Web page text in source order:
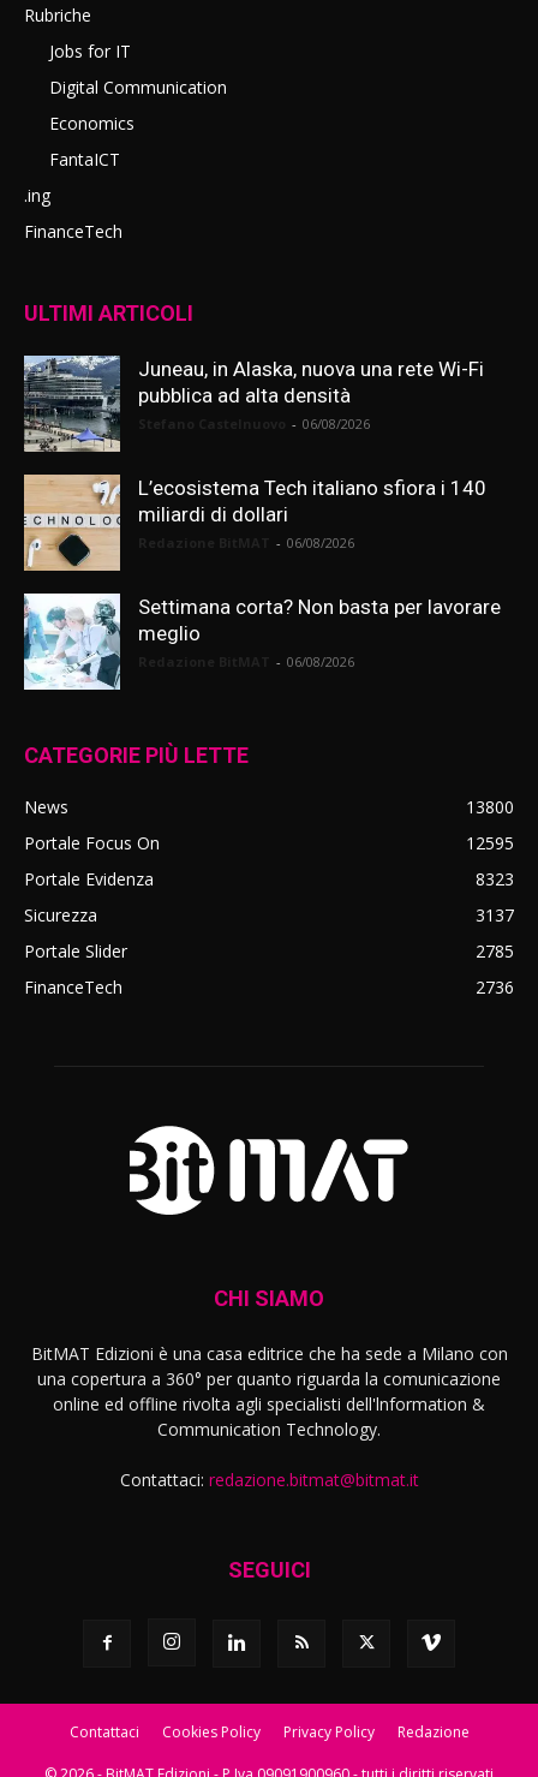
Rubriche
Jobs for IT
Digital Communication
Economics
FantaICT
.ing
FinanceTech
ULTIMI ARTICOLI
Juneau, in Alaska, nuova una rete Wi-Fi
pubblica ad alta densità
- 06/08/2026
L’ecosistema Tech italiano sfiora i 140
miliardi di dollari
- 06/08/2026
Settimana corta? Non basta per lavorare
meglio
- 06/08/2026
CATEGORIE PIÙ LETTE
News
13800
Portale Focus On
12595
Portale Evidenza
8323
Sicurezza
3137
Portale Slider
2785
FinanceTech
2736
CHI SIAMO
BitMAT Edizioni è una casa editrice che ha sede a Milano con
una copertura a 360° per quanto riguarda la comunicazione
online ed offline rivolta agli specialisti dell'lnformation &
Communication Technology.
Contattaci: redazione.bitmat@bitmat.it
SEGUICI
Contattaci Cookies Policy Privacy Policy Redazione